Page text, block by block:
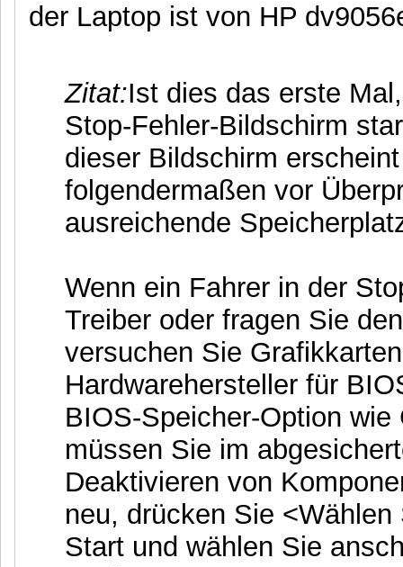
der Laptop ist von HP
Zitat:Ist dies das erste
Stop-Fehler-Bildschirm
dieser Bildschirm
folgendermaßen vor
ausreichende
Wenn ein Fahrer in der
Treiber oder fragen Sie
versuchen Sie
Hardwarehersteller für
BIOS-Speicher-Option
müssen Sie im
Deaktivieren von
neu, drücken Sie
Start und wählen Sie